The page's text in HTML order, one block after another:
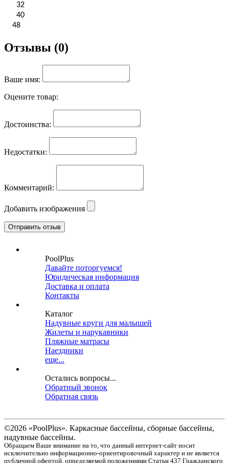
32
40
48
Отзывы (0)
Ваше имя:
Оцените товар:
Достоинства:
Недостатки:
Комментарий:
Добавить изображения
PoolPlus
Давайте поторгуемся!
Юридическая информация
Доставка и оплата
Контакты
Каталог
Надувные круги для малышей
Жилеты и нарукавники
Пляжные матрасы
Наездники
еще...
Остались вопросы...
Обратный звонок
Обратная связь
©2026 «PoolPlus». Каркасные бассейны, сборные бассейны,
надувные бассейны.
Обращаем Ваше внимание на то, что данный интернет-сайт носит
исключительно информационно-ориентировочный характер и не является
публичной офертой, определяемой положениями Статьи 437 Гражданского